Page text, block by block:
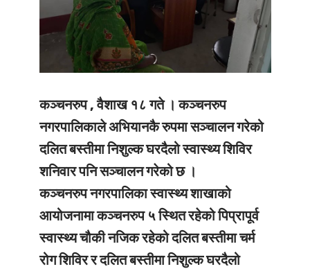
कञ्चनरुप , वैशाख १८ गते । कञ्चनरुप
नगरपालिकाले अभियानकै रुपमा सञ्चालन गरेको
दलित बस्तीमा निशुल्क घरदैलो स्वास्थ्य शिविर
शनिवार पनि सञ्चालन गरेको छ ।
कञ्चनरुप नगरपालिका स्वास्थ्य शाखाको
आयोजनामा कञ्चनरुप ५ स्थित रहेको पिप्रापूर्व
स्वास्थ्य चौकी नजिक रहेको दलित बस्तीमा चर्म
रोग शिविर र दलित बस्तीमा निशुल्क घरदैलो